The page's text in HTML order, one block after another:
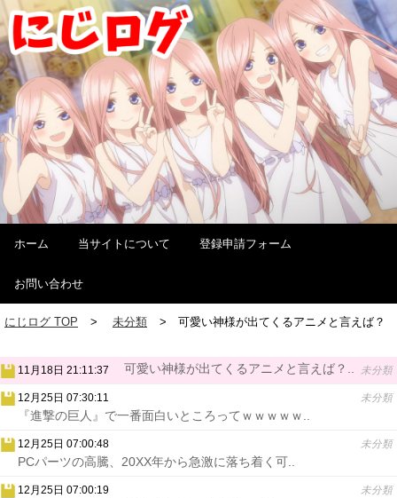
ホーム 当サイトについて 登録申請フォーム
お問い合わせ
にじログ TOP 未分類 可愛い神様が出てくるアニメと言えば？
11月18日 21:11:37 未分類
可愛い神様が出てくるアニメと言えば？..
12月25日 07:30:11 未分類
『進撃の巨人』で一番面白いところってｗｗｗｗｗ..
12月25日 07:00:48 未分類
PCパーツの高騰、20XX年から急激に落ち着く可..
12月25日 07:00:19 未分類